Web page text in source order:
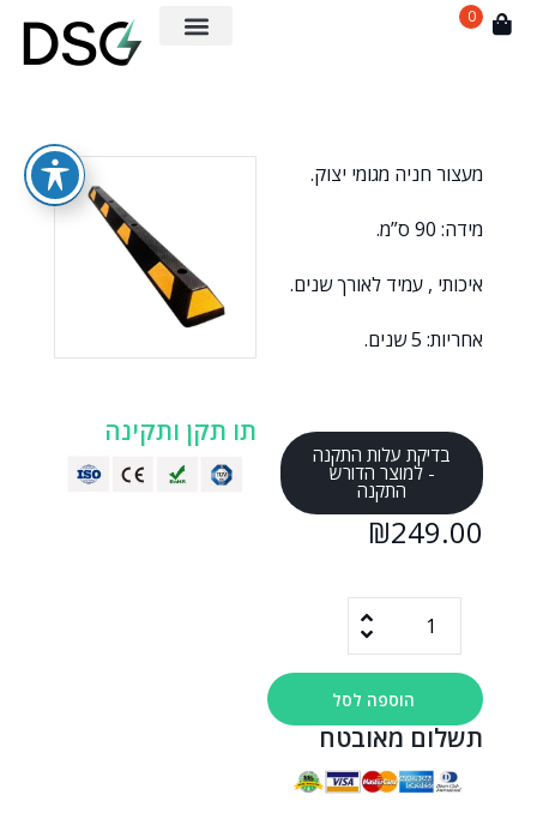
0
מעצור חניה מגומי יצוק.
מידה: 90 ס”מ.
איכותי , עמיד לאורך שנים.
אחריות: 5 שנים.
בדיקת עלות התקנה
- למוצר הדורש
התקנה
₪249.00
הוספה לסל
תשלום מאובטח
תו תקן ותקינה